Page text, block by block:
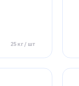
25 кг / шт